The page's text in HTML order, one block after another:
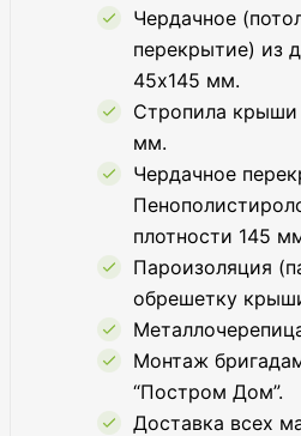
Чердачное
перекрытие) из
45х145 мм.
Стропила крыши
мм.
Чердачное
плотности 145
Пароизоляция
обрешетку
Монтаж
“Постром Дом”.
Доставка всех